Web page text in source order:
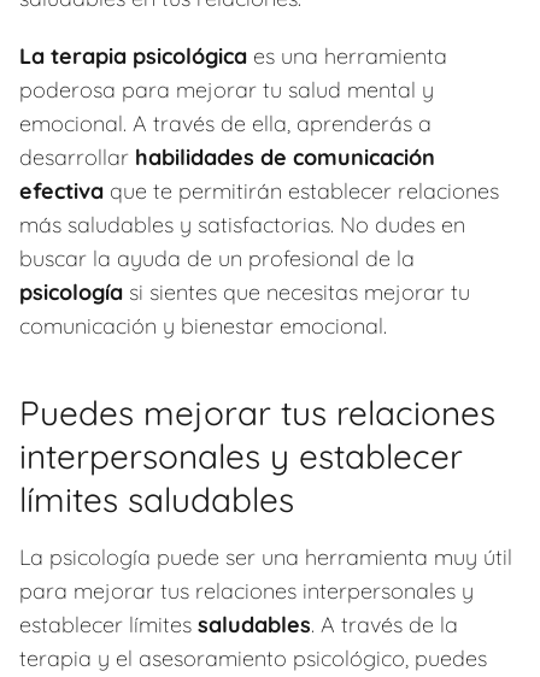
La terapia psicológica es una herramienta
poderosa para mejorar tu salud mental y
emocional. A través de ella, aprenderás a
desarrollar habilidades de comunicación
efectiva que te permitirán establecer relaciones
más saludables y satisfactorias. No dudes en
buscar la ayuda de un profesional de la
psicología si sientes que necesitas mejorar tu
comunicación y bienestar emocional.
Puedes mejorar tus relaciones
interpersonales y establecer
límites saludables
La psicología puede ser una herramienta muy útil
para mejorar tus relaciones interpersonales y
establecer límites saludables. A través de la
terapia y el asesoramiento psicológico, puedes